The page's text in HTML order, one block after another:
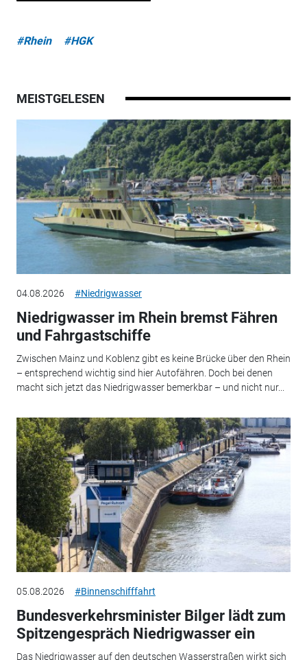
#Rhein #HGK
MEISTGELESEN
04.08.2026 #Niedrigwasser
Niedrigwasser im Rhein bremst Fähren
und Fahrgastschiffe
Zwischen Mainz und Koblenz gibt es keine Brücke über den Rhein
– entsprechend wichtig sind hier Autofähren. Doch bei denen
macht sich jetzt das Niedrigwasser bemerkbar – und nicht nur...
05.08.2026 #Binnenschifffahrt
Bundesverkehrsminister Bilger lädt zum
Spitzengespräch Niedrigwasser ein
Das Niedrigwasser auf den deutschen Wasserstraßen wirkt sich